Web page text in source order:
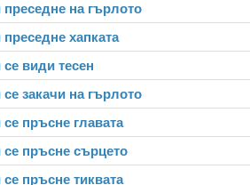
на гърлото
хапката
види тесен
закачи на гърлото
пръсне главата
пръсне сърцето
пръсне тиквата